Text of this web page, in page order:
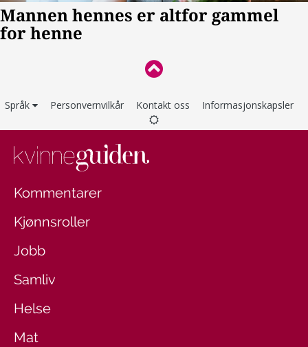
Språk Personvernvilkår Kontakt oss Informasjonskapsler
Kommentarer
Kjønnsroller
Jobb
Samliv
Helse
Mat